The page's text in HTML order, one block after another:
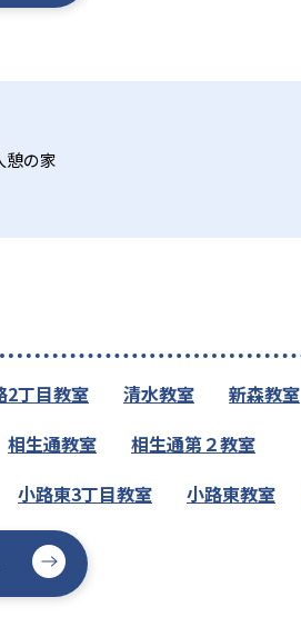
憩の家
2丁目教室 清水教室
新森教室
相生通教室
相生通第２教室
小路東3丁目教室 小路東教室